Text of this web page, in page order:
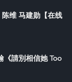
维 马建勋【在线
《請別相信她 Too